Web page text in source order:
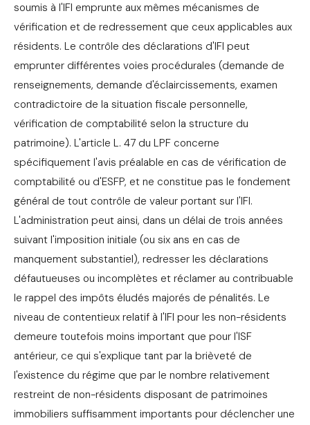
soumis à l'IFI emprunte aux mêmes mécanismes de
vérification et de redressement que ceux applicables aux
résidents. Le contrôle des déclarations d'IFI peut
emprunter différentes voies procédurales (demande de
renseignements, demande d'éclaircissements, examen
contradictoire de la situation fiscale personnelle,
vérification de comptabilité selon la structure du
patrimoine). L'article L. 47 du LPF concerne
spécifiquement l'avis préalable en cas de vérification de
comptabilité ou d'ESFP, et ne constitue pas le fondement
général de tout contrôle de valeur portant sur l'IFI.
L'administration peut ainsi, dans un délai de trois années
suivant l'imposition initiale (ou six ans en cas de
manquement substantiel), redresser les déclarations
défautueuses ou incomplètes et réclamer au contribuable
le rappel des impôts éludés majorés de pénalités. Le
niveau de contentieux relatif à l'IFI pour les non-résidents
demeure toutefois moins important que pour l'ISF
antérieur, ce qui s'explique tant par la brièveté de
l'existence du régime que par le nombre relativement
restreint de non-résidents disposant de patrimoines
immobiliers suffisamment importants pour déclencher une